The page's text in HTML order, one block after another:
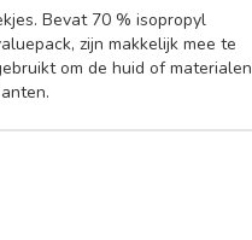
Bevat 70 % isopropyl
zijn makkelijk mee te
om de huid of materialen